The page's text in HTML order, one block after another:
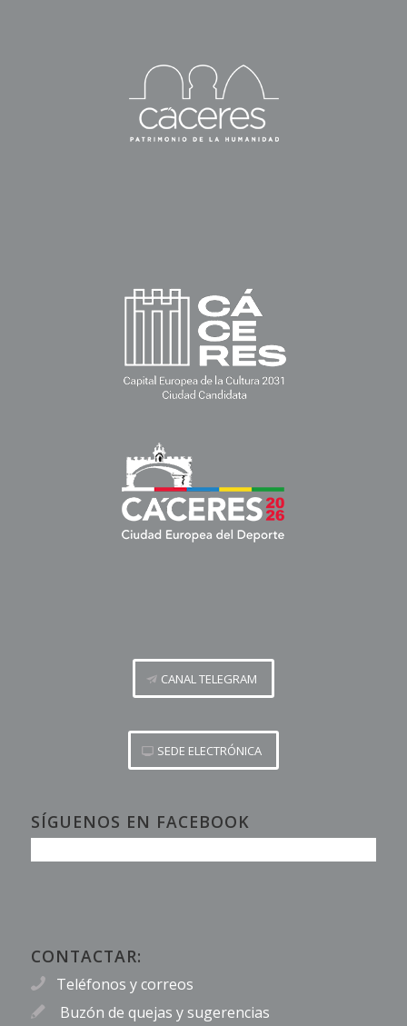
CANAL TELEGRAM
SEDE ELECTRÓNICA
SÍGUENOS EN FACEBOOK
CONTACTAR:
Teléfonos y correos
Buzón de quejas y sugerencias